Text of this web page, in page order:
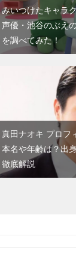
みいつけたキャラ
声優・池谷のぶえ
を調べてみた！
真田ナオキ プロフ
本名や年齢は？出
徹底解説